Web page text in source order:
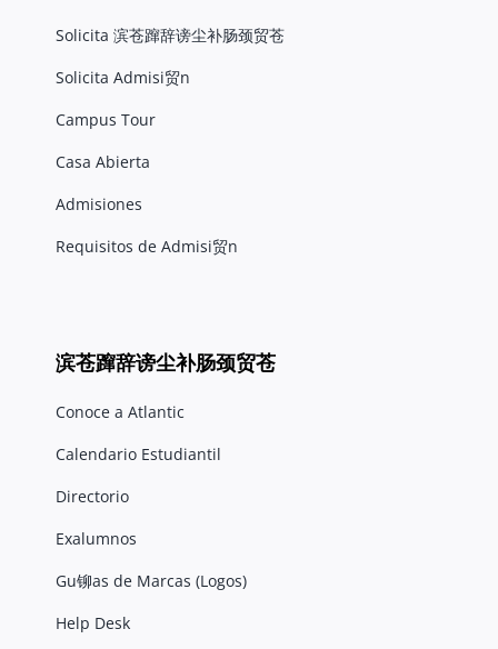
Solicita 滨苍蹿辞谤尘补肠颈贸苍
Solicita Admisi贸n
Campus Tour
Casa Abierta
Admisiones
Requisitos de Admisi贸n
滨苍蹿辞谤尘补肠颈贸苍
Conoce a Atlantic
Calendario Estudiantil
Directorio
Exalumnos
Gu铆as de Marcas (Logos)
Help Desk